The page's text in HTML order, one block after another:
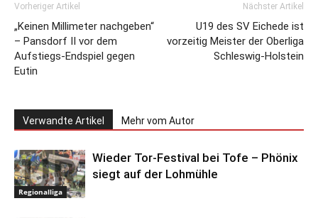
Vorheriger Artikel
„Keinen Millimeter nachgeben“
– Pansdorf II vor dem
Aufstiegs-Endspiel gegen
Eutin
Nächster Artikel
U19 des SV Eichede ist
vorzeitig Meister der Oberliga
Schleswig-Holstein
Verwandte Artikel Mehr vom Autor
Regionalliga
Wieder Tor-Festival bei Tofe – Phönix
siegt auf der Lohmühle